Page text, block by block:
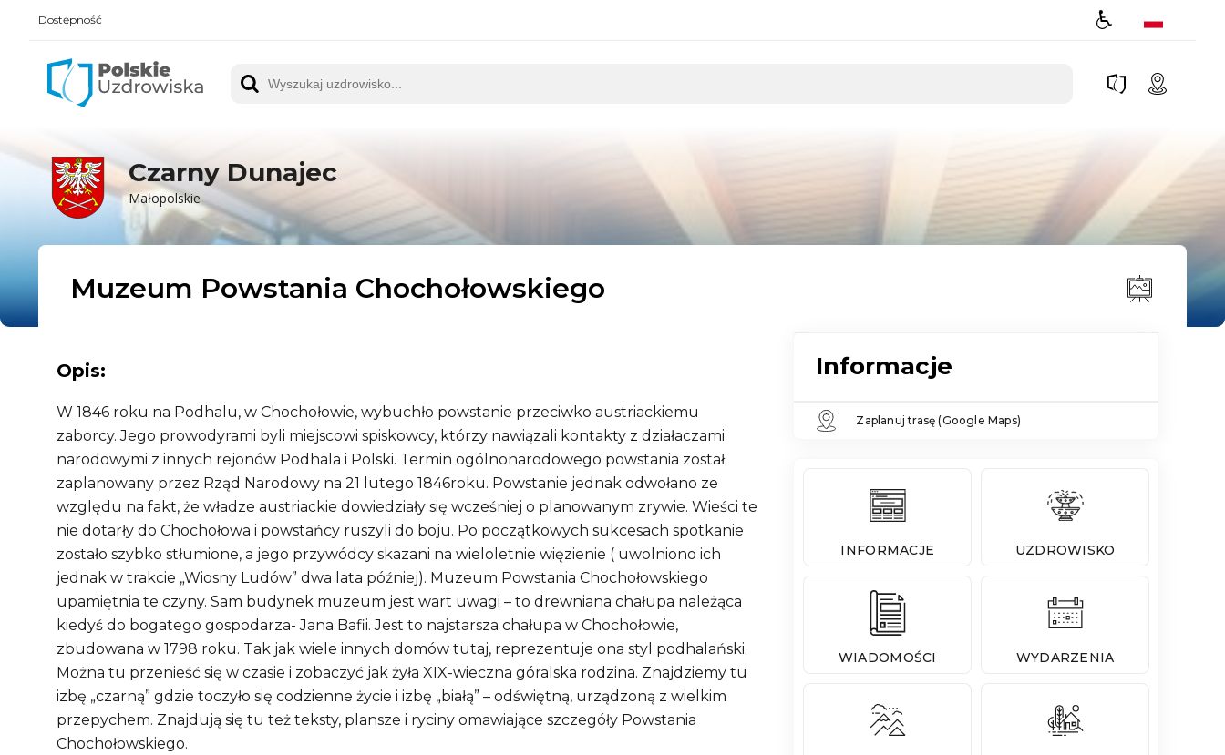
Dostępność
Czarny Dunajec
Małopolskie
Muzeum Powstania Chochołowskiego
Informacje
Zaplanuj trasę (Google Maps)
INFORMACJE UZDROWISKO
WIADOMOŚCI WYDARZENIA
Opis:
W 1846 roku na Podhalu, w Chochołowie, wybuchło powstanie przeciwko austriackiemu
zaborcy. Jego prowodyrami byli miejscowi spiskowcy, którzy nawiązali kontakty z działaczami
narodowymi z innych rejonów Podhala i Polski. Termin ogólnonarodowego powstania został
zaplanowany przez Rząd Narodowy na 21 lutego 1846roku. Powstanie jednak odwołano ze
względu na fakt, że władze austriackie dowiedziały się wcześniej o planowanym zrywie. Wieści te
nie dotarły do Chochołowa i powstańcy ruszyli do boju. Po początkowych sukcesach spotkanie
zostało szybko stłumione, a jego przywódcy skazani na wieloletnie więzienie ( uwolniono ich
jednak w trakcie „Wiosny Ludów” dwa lata później). Muzeum Powstania Chochołowskiego
upamiętnia te czyny. Sam budynek muzeum jest wart uwagi – to drewniana chałupa należąca
kiedyś do bogatego gospodarza- Jana Bafii. Jest to najstarsza chałupa w Chochołowie,
zbudowana w 1798 roku. Tak jak wiele innych domów tutaj, reprezentuje ona styl podhalański.
Można tu przenieść się w czasie i zobaczyć jak żyła XIX-wieczna góralska rodzina. Znajdziemy tu
izbę „czarną” gdzie toczyło się codzienne życie i izbę „białą” – odświętną, urządzoną z wielkim
przepychem. Znajdują się tu też teksty, plansze i ryciny omawiające szczegóły Powstania
Chochołowskiego.